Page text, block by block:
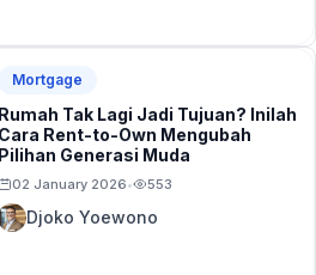
Mortgage
Rumah Tak Lagi Jadi Tujuan? Inilah
Cara Rent-to-Own Mengubah
Pilihan Generasi Muda
02 January 2026• 553
Djoko Yoewono